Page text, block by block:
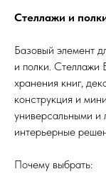
Стеллажи и
Базовый элемент
и полки. Стеллажи
хранения книг,
конструкция и
универсальными и
интерьерные
Почему выбрать: